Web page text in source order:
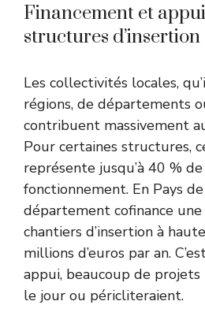
Financement et
structures d’insertion
Les collectivités locales,
régions, de départements
contribuent massivement
Pour certaines structures,
représente jusqu’à 40 %
fonctionnement. En Pays
département cofinance
chantiers d’insertion à
millions d’euros par an.
appui, beaucoup de
le jour ou péricliteraient.